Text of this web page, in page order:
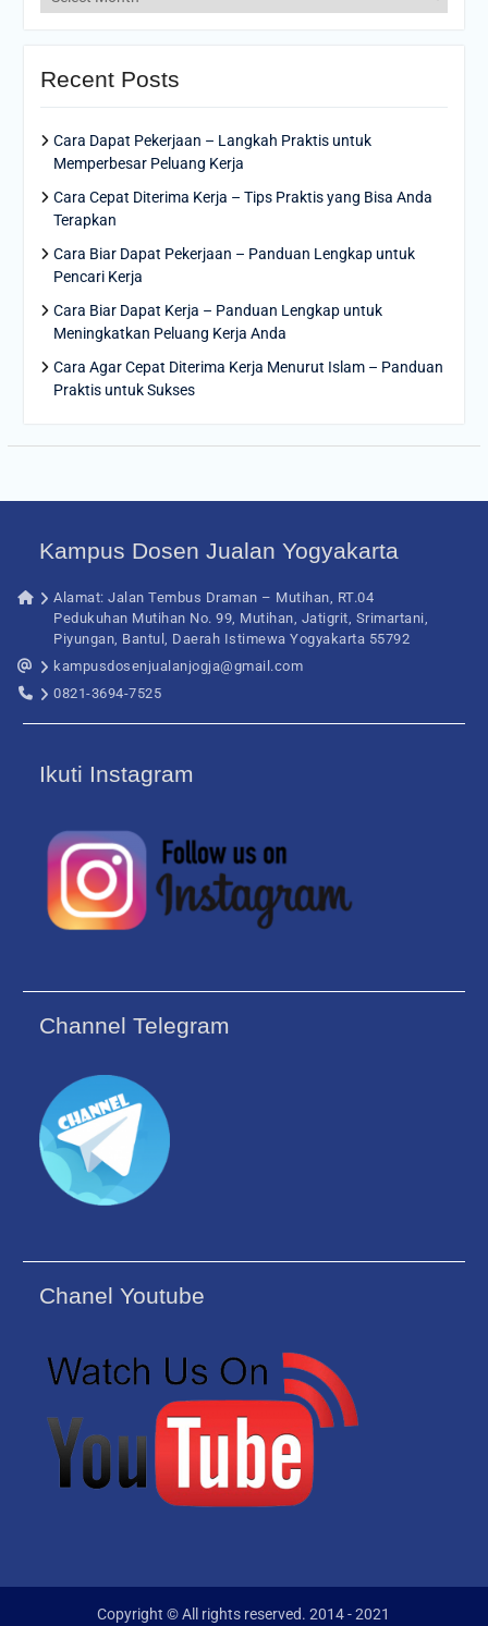
Recent Posts
Cara Dapat Pekerjaan – Langkah Praktis untuk
Memperbesar Peluang Kerja
Cara Cepat Diterima Kerja – Tips Praktis yang Bisa Anda
Terapkan
Cara Biar Dapat Pekerjaan – Panduan Lengkap untuk
Pencari Kerja
Cara Biar Dapat Kerja – Panduan Lengkap untuk
Meningkatkan Peluang Kerja Anda
Cara Agar Cepat Diterima Kerja Menurut Islam – Panduan
Praktis untuk Sukses
Kampus Dosen Jualan Yogyakarta
Alamat: Jalan Tembus Draman – Mutihan, RT.04
Pedukuhan Mutihan No. 99, Mutihan, Jatigrit, Srimartani,
Piyungan, Bantul, Daerah Istimewa Yogyakarta 55792
kampusdosenjualanjogja@gmail.com
0821-3694-7525
Ikuti Instagram
Channel Telegram
Chanel Youtube
Copyright © All rights reserved. 2014 - 2021